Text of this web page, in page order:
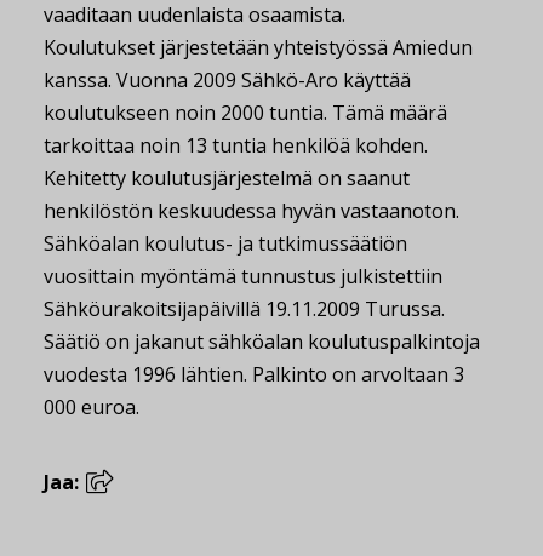
vaaditaan uudenlaista osaamista.
Koulutukset järjestetään yhteistyössä Amiedun
kanssa. Vuonna 2009 Sähkö-Aro käyttää
koulutukseen noin 2000 tuntia. Tämä määrä
tarkoittaa noin 13 tuntia henkilöä kohden.
Kehitetty koulutusjärjestelmä on saanut
henkilöstön keskuudessa hyvän vastaanoton.
Sähköalan koulutus- ja tutkimussäätiön
vuosittain myöntämä tunnustus julkistettiin
Sähköurakoitsijapäivillä 19.11.2009 Turussa.
Säätiö on jakanut sähköalan koulutuspalkintoja
vuodesta 1996 lähtien. Palkinto on arvoltaan 3
000 euroa.
Jaa: